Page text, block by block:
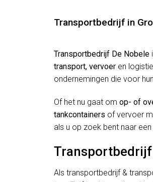
Transportbedrijf in
Transportbedrijf De Nobele
transport, vervoer en
ondernemingen die voor
Of het nu gaat omop- of
tankcontainers of vervoer
als u op zoek bent naar
Transportbedrijf
Als transportbedrijf &